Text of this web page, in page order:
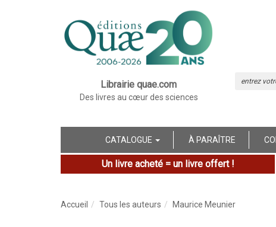
Librairie quae.com
Des livres au cœur des sciences
CATALOGUE À PARAÎTRE
Un livre acheté = un livre offert !
Accueil Tous les auteurs Maurice Meunier